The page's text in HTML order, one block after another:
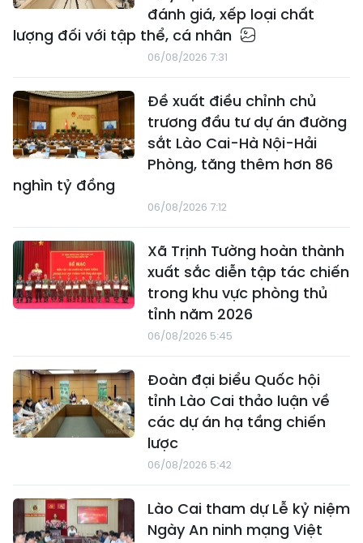
đánh giá, xếp loại chất
lượng đối với tập thể, cá nhân
06/08/2026 7:31
Đề xuất điều chỉnh chủ
trương đầu tư dự án đường
sắt Lào Cai-Hà Nội-Hải
Phòng, tăng thêm hơn 86
nghìn tỷ đồng
06/08/2026 7:12
Xã Trịnh Tường hoàn thành
xuất sắc diễn tập tác chiến
trong khu vực phòng thủ
tỉnh năm 2026
06/08/2026 5:45
Đoàn đại biểu Quốc hội
tỉnh Lào Cai thảo luận về
các dự án hạ tầng chiến
lược
06/08/2026 5:42
Lào Cai tham dự Lễ kỷ niệm
Ngày An ninh mạng Việt